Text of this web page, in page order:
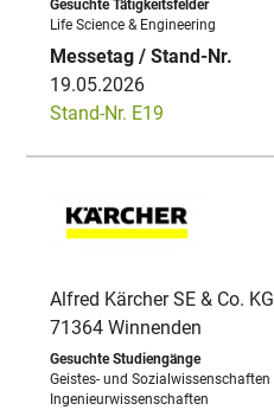
Life Science & Engineering
19.05.2026
Stand-Nr. E19
Alfred Kärcher SE & Co. KG
71364 Winnenden
Geistes- und Sozialwissenschaften
Ingenieurwissenschaften